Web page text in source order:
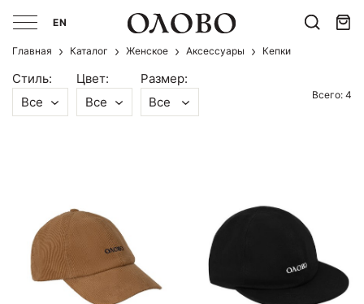
EN
Главная Каталог Женское Аксессуары Кепки
Стиль:
Все
Цвет:
Все
Размер:
Все
Всего: 4